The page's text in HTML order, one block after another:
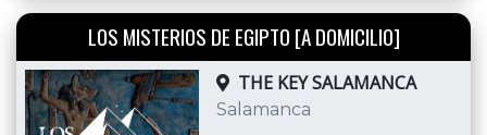
LOS MISTERIOS DE EGIPTO [A DOMICILIO]
THE KEY SALAMANCA
Salamanca